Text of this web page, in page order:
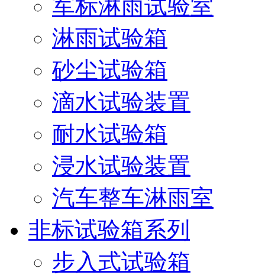
军标淋雨试验室
淋雨试验箱
砂尘试验箱
滴水试验装置
耐水试验箱
浸水试验装置
汽车整车淋雨室
非标试验箱系列
步入式试验箱